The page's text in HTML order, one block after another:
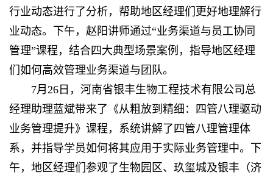
行业动态进行了分析，帮助地区经理们更好地理解行
业动态。下午，赵阳讲师通过“业务渠道与员工协同
管理”课程，结合四大典型场景案例，指导地区经理
们如何高效管理业务渠道与团队。
7月26日，河南省银丰生物工程技术有限公司总
经理助理蓝斌带来了《从粗放到精细：四管八理驱动
业务管理提升》课程，系统讲解了四管八理管理体
系，并指导学员如何将其应用于实际业务管理中。下
午，地区经理们参观了生物园区、玖玺城及银丰（济